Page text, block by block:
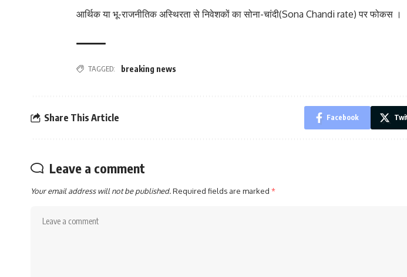
आर्थिक या भू-राजनीतिक अस्थिरता से निवेशकों का सोना-चांदी(Sona Chandi rate) पर फोकस ।
TAGGED: breaking news
Share This Article Facebook
Leave a comment
Your email address will not be published.Required fields are marked *